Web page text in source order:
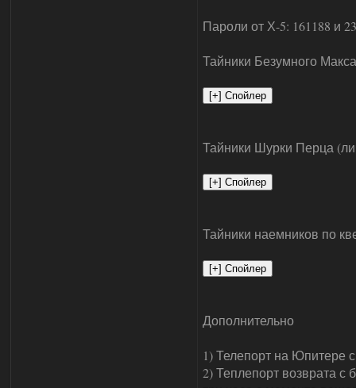
Пароли от Х-5: 161188 и
Тайники Безумного
Тайники Шурки Перца
Тайники наемников по
Дополнительно
1) Телепорт на Юпитере
2) Теплепорт возврата